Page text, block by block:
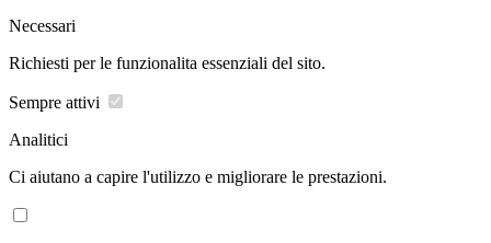
Necessari
Richiesti per le funzionalita essenziali del sito.
Sempre attivi
Analitici
Ci aiutano a capire l'utilizzo e migliorare le prestazioni.